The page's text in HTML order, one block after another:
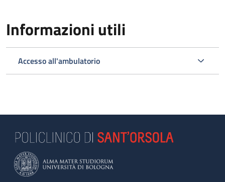
Informazioni utili
Accesso all'ambulatorio